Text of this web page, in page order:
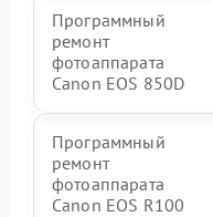
Программный
ремонт
фотоаппарата
Canon EOS 850D
Программный
ремонт
фотоаппарата
Canon EOS R100